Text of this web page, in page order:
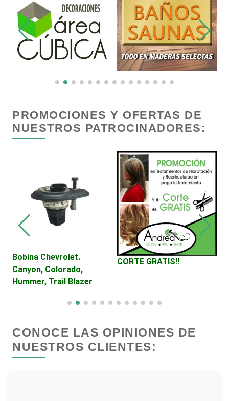
Carpinterías
Centros Comerciales
Centros de Nutrición
Cerrajerías
Clínicas de Belleza
Clínicas de Rehabilitación
Clínicas y Hospitales
PROMOCIONES Y OFERTAS DE
NUESTROS PATROCINADORES:
Bobina Chevrolet.
Canyon, Colorado,
Hummer, Trail Blazer
CORTE GRATIS!!
CONOCE LAS OPINIONES DE
NUESTROS CLIENTES: